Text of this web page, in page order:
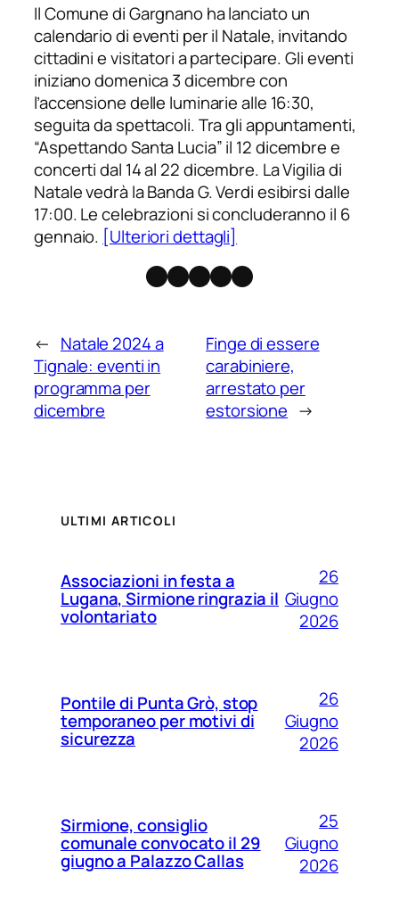
Il Comune di Gargnano ha lanciato un
calendario di eventi per il Natale, invitando
cittadini e visitatori a partecipare. Gli eventi
iniziano domenica 3 dicembre con
l’accensione delle luminarie alle 16:30,
seguita da spettacoli. Tra gli appuntamenti,
“Aspettando Santa Lucia” il 12 dicembre e
concerti dal 14 al 22 dicembre. La Vigilia di
Natale vedrà la Banda G. Verdi esibirsi dalle
17:00. Le celebrazioni si concluderanno il 6
gennaio. [Ulteriori dettagli]
Facebook
Instagram
X Threads
Telegram
← Natale 2024 a
Tignale: eventi in
programma per
dicembre
Finge di essere
carabiniere,
arrestato per
estorsione →
ULTIMI ARTICOLI
Associazioni in festa a
Lugana, Sirmione ringrazia il
volontariato
26
Giugno
2026
Pontile di Punta Grò, stop
temporaneo per motivi di
sicurezza
26
Giugno
2026
Sirmione, consiglio
comunale convocato il 29
giugno a Palazzo Callas
25
Giugno
2026